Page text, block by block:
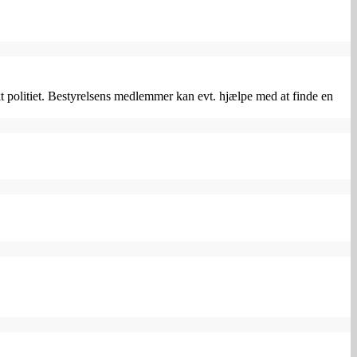
Bestyrelsens medlemmer kan evt. hjælpe med at finde en